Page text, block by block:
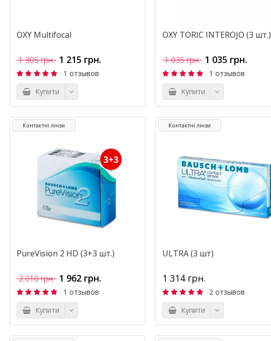
OXY Multifocal
1 305 грн. 1 215 грн.
1 отзывов
Купити
OXY TORIC INTEROJO (3 шт.)
1 035 грн. 1 035 грн.
1 отзывов
Купити
Контактні лінзи
PureVision 2 HD (3+3 шт.)
2 010 грн. 1 962 грн.
1 отзывов
Купити
Контактні лінзи
ULTRA (3 шт)
1 314 грн.
2 отзывов
Купити